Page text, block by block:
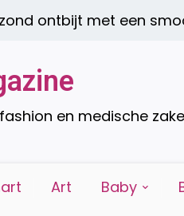
ontbijt met een
en medische
Art Baby